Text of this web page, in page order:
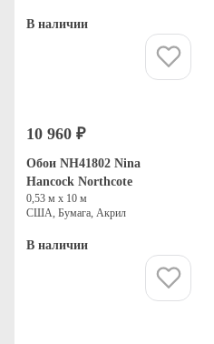
В наличии
10 960 ₽
Обои NH41802 Nina
Hancock Northcote
0,53 м х 10 м
США, Бумага, Акрил
В наличии